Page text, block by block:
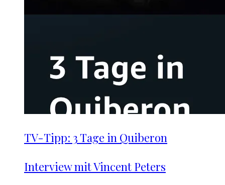
TV-Tipp: 3 Tage in Quiberon
Interview mit Vincent Peters